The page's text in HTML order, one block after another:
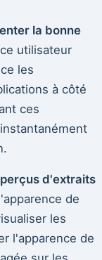
la bonne
utilisateur
les
à côté
ces
d'extraits
de
les
l'apparence de